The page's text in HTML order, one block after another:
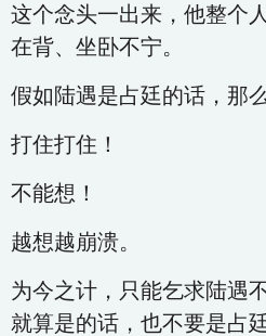
这个念头一出来，他整个
在背、坐卧不宁。
假如陆遇是占廷的话，
打住打住！
不能想！
越想越崩溃。
为今之计，只能乞求陆遇
就算是的话，也不要是占廷